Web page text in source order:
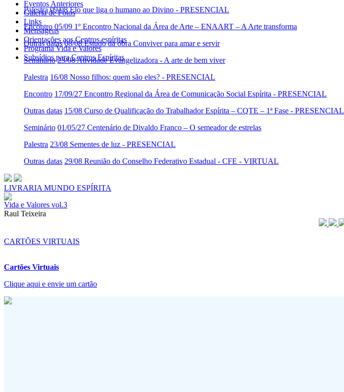
Eventos Anteriores
Galeria de Fotos
Links
Mensagens
Orientações aos Centros espíritas
Programa Vida e Valores
Subsídios para Centros Espíritas
Palestra 09/08 Elo que liga o humano ao Divino - PRESENCIAL
Encontro 05/09 1º Encontro Nacional da Área de Arte – ENAART – A Arte transforma
Outras datas 08/08 Estudo da obra Conviver para amar e servir
Seminário 23/08 Atividade Evangelizadora - A arte de bem viver
Palestra 16/08 Nosso filhos: quem são eles? - PRESENCIAL
Encontro 17/09/27 Encontro Regional da Área de Comunicação Social Espírita - PRESENCIAL
Outras datas 15/08 Curso de Qualificação do Trabalhador Espírita – CQTE – 1ª Fase - PRESENCIAL
Seminário 01/05/27 Centenário de Divaldo Franco – O semeador de estrelas
Palestra 23/08 Sementes de luz - PRESENCIAL
Outras datas 29/08 Reunião do Conselho Federativo Estadual - CFE - VIRTUAL
LIVRARIA MUNDO ESPÍRITA
Vida e Valores vol.3
Raul Teixeira
CARTÕES VIRTUAIS
Cartões Virtuais
Clique aqui e envie um cartão